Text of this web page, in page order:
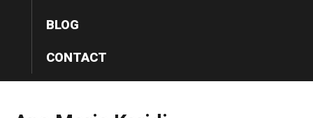
BLOG
CONTACT